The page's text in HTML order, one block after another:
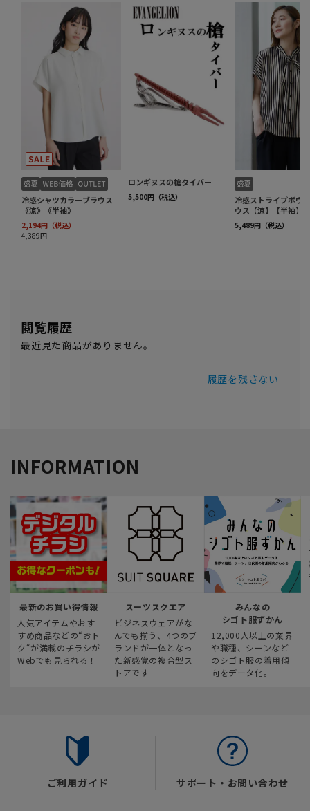
閲覧履歴
最近見た商品がありません。
履歴を残さない
INFORMATION
最新のお買い得情報
人気アイテムやおす
すめ商品などの“おト
ク“が満載のチラシが
Webでも見られる！
スーツスクエア
ビジネスウェアがな
んでも揃う、4つのブ
ランドが一体となっ
た新感覚の複合型ス
トアです
みんなの
シゴト服ずかん
12,000人以上の業界
や職種、シーンなど
のシゴト服の着用傾
向をデータ化。
ご利用ガイド サポート・お問い合わせ